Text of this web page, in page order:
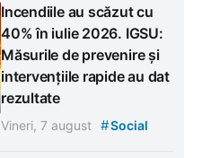
Incendiile au scăzut cu
40% în iulie 2026. IGSU:
Măsurile de prevenire și
intervențiile rapide au dat
rezultate
Vineri, 7 august #Social